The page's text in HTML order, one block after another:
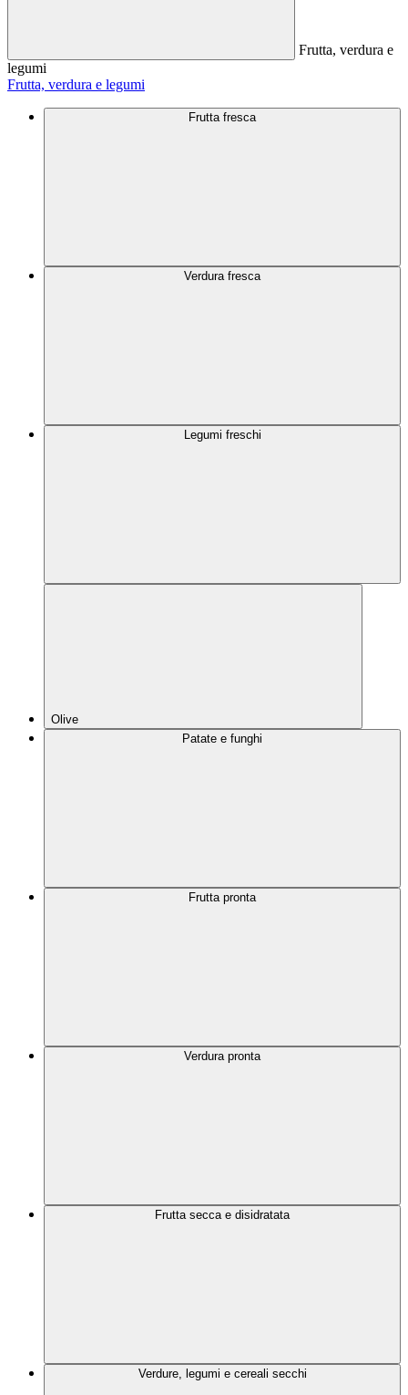
Frutta, verdura e
legumi
Frutta, verdura e legumi
Frutta fresca
Verdura fresca
Legumi freschi
Olive
Patate e funghi
Frutta pronta
Verdura pronta
Frutta secca e disidratata
Verdure, legumi e cereali secchi